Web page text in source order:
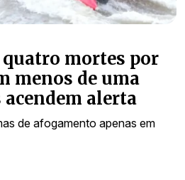
mortes por
menos de uma
alerta
de afogamento apenas em